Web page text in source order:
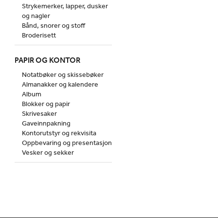
Strykemerker, lapper, dusker
og nagler
Bånd, snorer og stoff
Broderisett
PAPIR OG KONTOR
Notatbøker og skissebøker
Almanakker og kalendere
Album
Blokker og papir
Skrivesaker
Gaveinnpakning
Kontorutstyr og rekvisita
Oppbevaring og presentasjon
Vesker og sekker